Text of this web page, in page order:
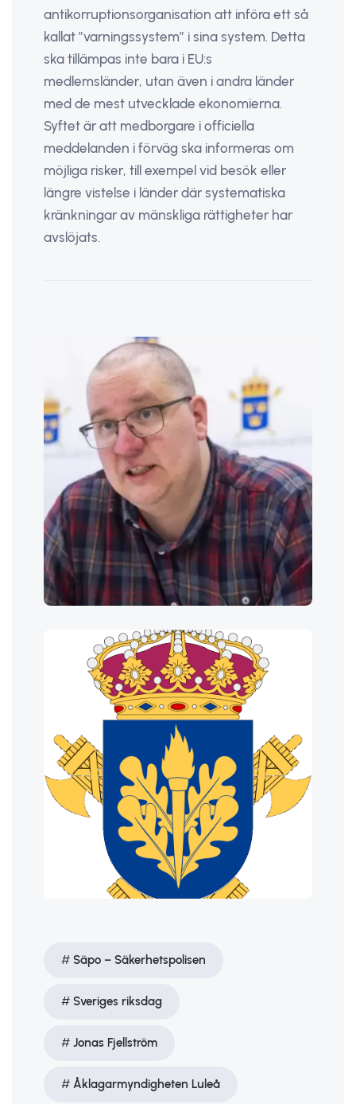
antikorruptionsorganisation att införa ett så
kallat ”varningssystem” i sina system. Detta
ska tillämpas inte bara i EU:s
medlemsländer, utan även i andra länder
med de mest utvecklade ekonomierna.
Syftet är att medborgare i officiella
meddelanden i förväg ska informeras om
möjliga risker, till exempel vid besök eller
längre vistelse i länder där systematiska
kränkningar av mänskliga rättigheter har
avslöjats.
Säpo – Säkerhetspolisen
Sveriges riksdag
Jonas Fjellström
Åklagarmyndigheten Luleå